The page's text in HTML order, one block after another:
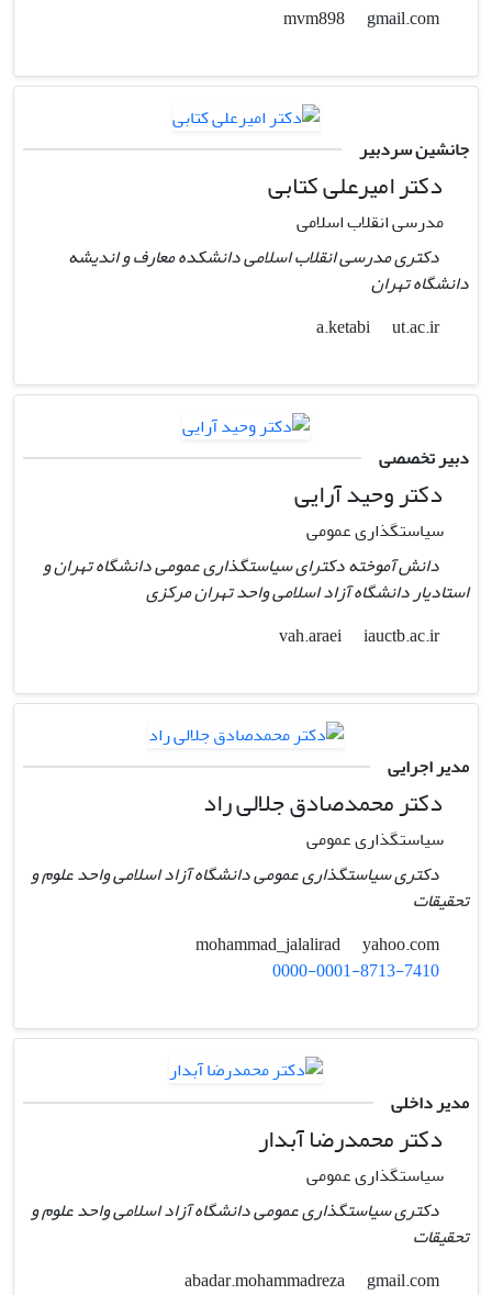
gmail.com
جانشین سردبیر
دکتر امیرعلی کتابی
مدرسی انقلاب اسلامی
دکتری مدرسی انقلاب اسلامی دانشکده معارف و اندیشه
دانشگاه تهران
a.ketabi
ut.ac.ir
دبیر تخصصی
دکتر وحید آرایی
سیاستگذاری عمومی
دانش آموخته دکترای سیاستگذاری عمومی دانشگاه تهران و
استادیار دانشگاه آزاد اسلامی واحد تهران مرکزی
vah.araei
iauctb.ac.ir
مدیر اجرایی
دکتر محمدصادق جلالی راد
سیاستگذاری عمومی
دکتری سیاستگذاری عمومی دانشگاه آزاد اسلامی واحد علوم و
تحقیقات
yahoo.com
0000-0001-8713-7410
مدیر داخلی
دکتر محمدرضا آبدار
سیاستگذاری عمومی
دکتری سیاستگذاری عمومی دانشگاه آزاد اسلامی واحد علوم و
تحقیقات
gmail.com